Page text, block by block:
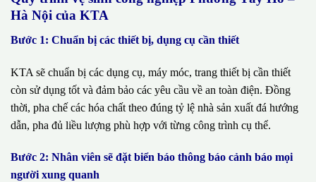
Hà Nội của KTA
Bước 1: Chuẩn bị các thiết bị, dụng cụ cần thiết
KTA sẽ chuẩn bị các dụng cụ, máy móc, trang thiết bị cần thiết
còn sử dụng tốt và đảm bảo các yêu cầu về an toàn điện. Đồng
thời, pha chế các hóa chất theo đúng tỷ lệ nhà sản xuất đá hướng
dẫn, pha đủ liều lượng phù hợp với từng công trình cụ thể.
Bước 2: Nhân viên sẽ đặt biển báo thông báo cảnh báo mọi
người xung quanh